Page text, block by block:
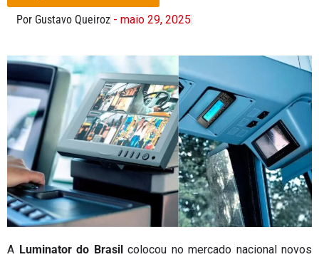
Por Gustavo Queiroz - maio 29, 2025
A Luminator do Brasilcolocou no mercado nacional novos